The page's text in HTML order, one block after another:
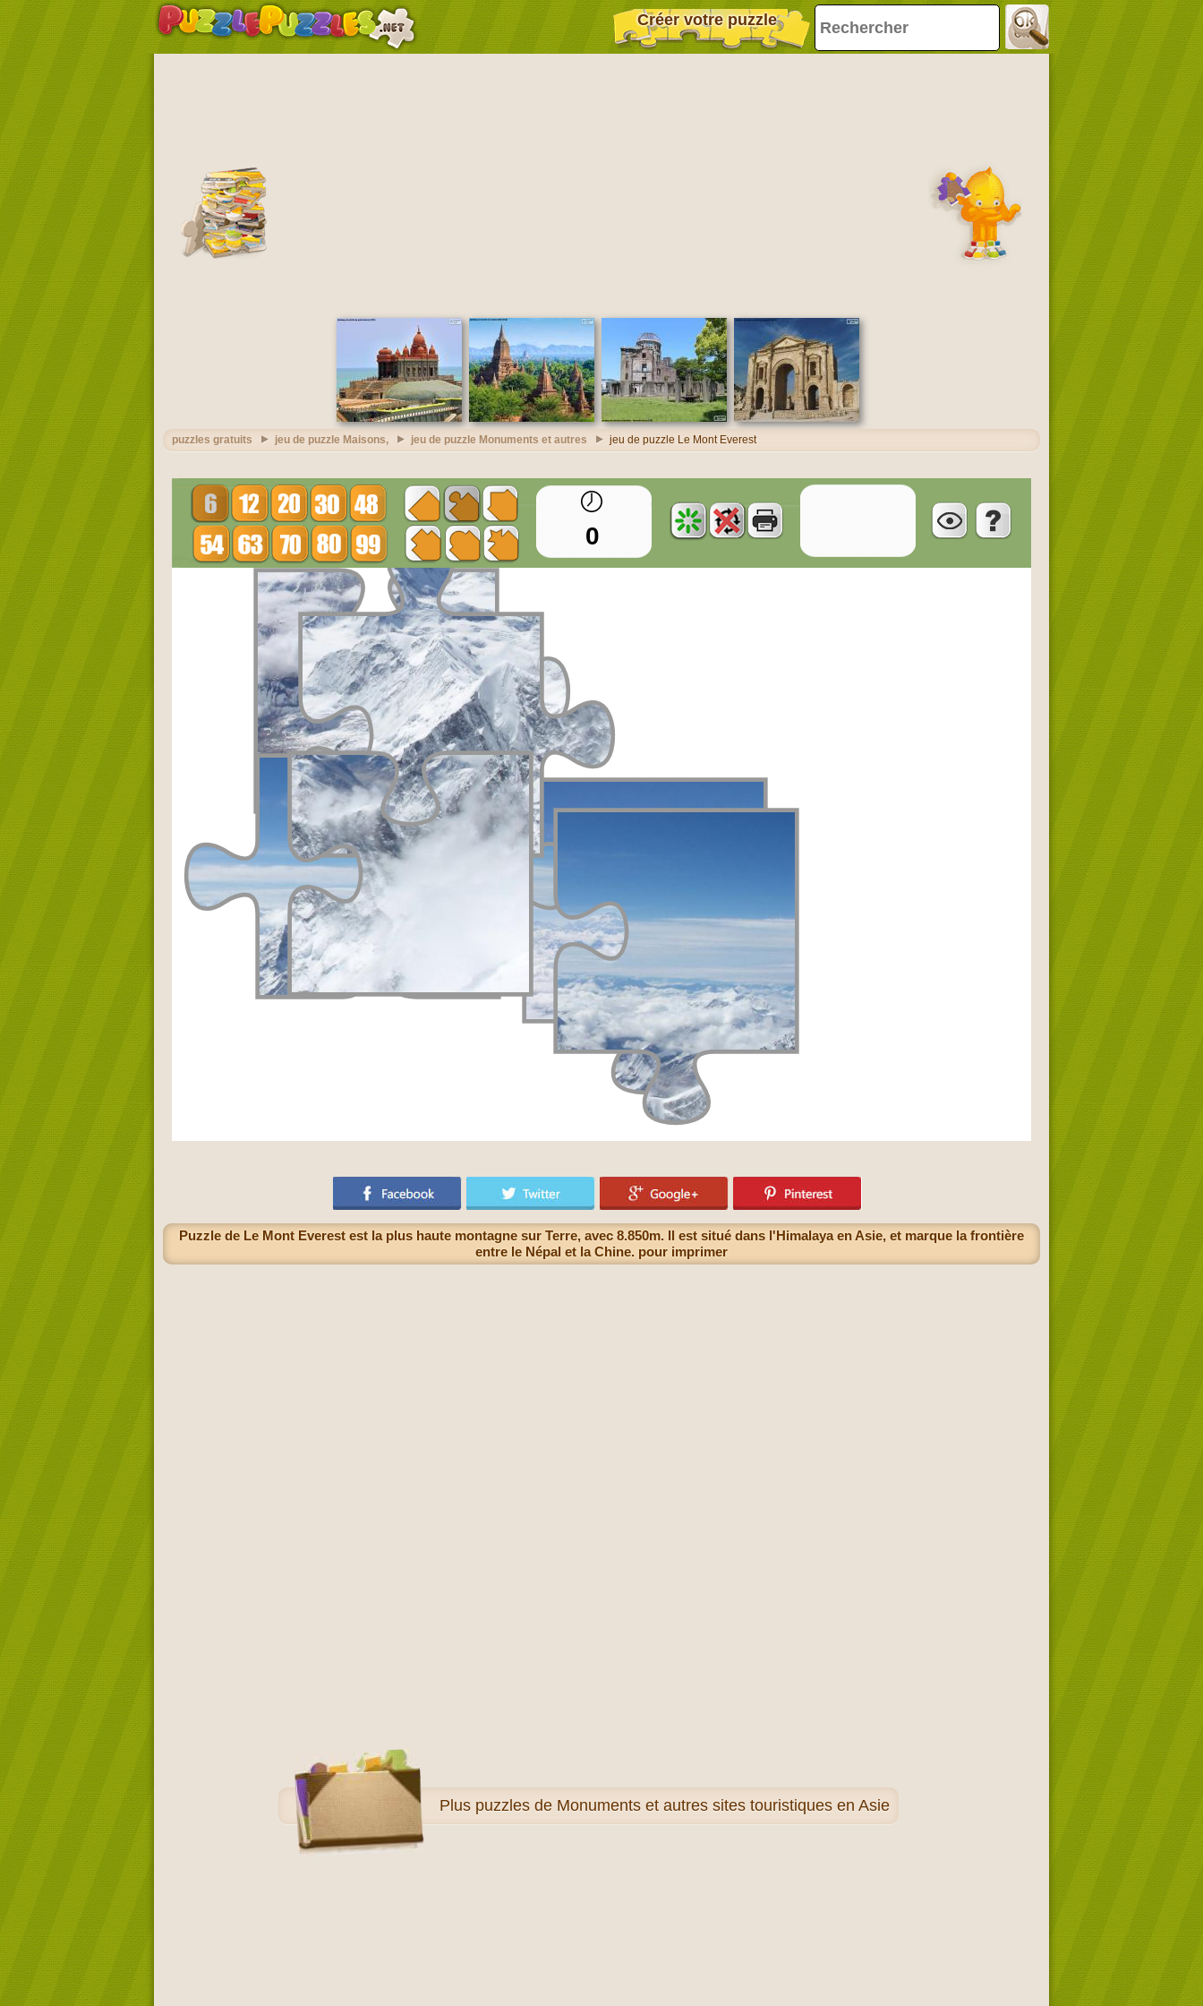
Créer votre puzzle
puzzles gratuits jeu de puzzle Maisons, jeu de puzzle Monuments et autres jeu de puzzle Le Mont Everest
0
Puzzle de Le Mont Everest est la plus haute montagne sur Terre, avec 8.850m. Il est situé dans l'Himalaya en Asie, et marque la frontière
entre le Népal et la Chine. pour imprimer
Plus puzzles de Monuments et autres sites touristiques en Asie